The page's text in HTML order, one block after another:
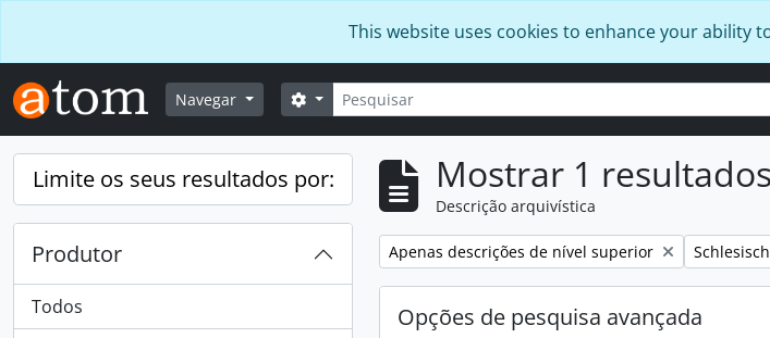
This website uses cookies to enhance your ability
Navegar Pesquisar
Opções de busca
Limite os seus resultados por:
Produtor
Todos
Mostrar 1 resultados
Descrição arquivística
Remover filtro:
Apenas descrições de nível superior Remover
Opções de pesquisa avançada